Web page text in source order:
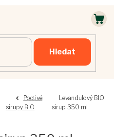
Hledat
Poctivé
sirupy BIO
Levandulový BIO
sirup 350 ml